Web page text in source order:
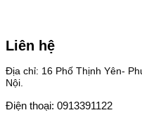
Liên hệ
Địa chỉ: 16 Phố Thịnh Yên-
Nội.
Điện thoại: 0913391122